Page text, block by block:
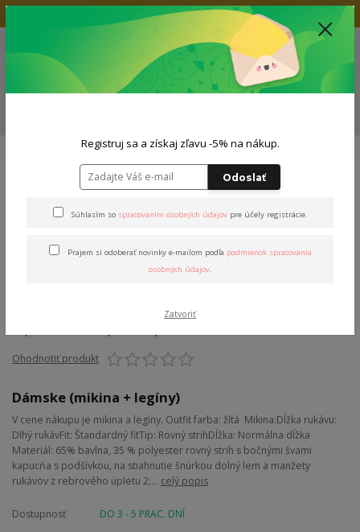
Doprava zadarmo nad 80€
0
0,00 EUR
Dámsky outfit Outfit "Stašák&Košč"
Outfit "Stašák&Košč"
Ohodnotiť produkt
Dámske (mikina + legíny)
V cene nákupu je mikina a legíny. Outfit farba: žltá Mikina:Dĺžka rukávu:
Dlhý rukávFit: Štandardný fitTip: Rovný strihDĺžka: Normálna dĺžka
Materiál: 65% bavlna, 35 % polyester rovný strih s bočnými švami
kapucňa s podšívkou, na stiahnutie šnúrkou dolný lem a manžety
rukávov z rebrového úpletu 2:... celý popis
Dostupnosť
DO 3 - 5 PRAC. DNÍ
Registruj sa a získaj zľavu -5% na nákup.
Odoslať
Súhlasím so spracovaním osobných údajovpre účely registrácie.
Prajem si odoberať novinky e-mailom podľa podmienok spracovania
osobných údajov.
Zatvoriť